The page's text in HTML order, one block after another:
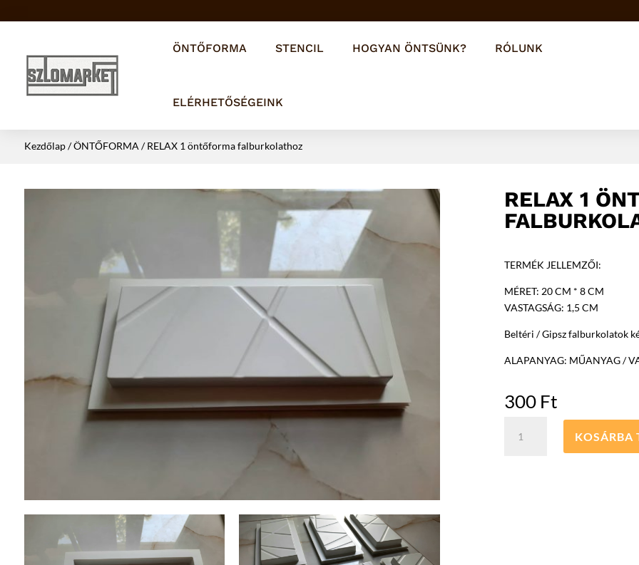
ÖNTŐFORMA STENCIL HOGYAN ÖNTSÜNK? RÓLUNK
ELÉRHETŐSÉGEINK
Kezdőlap/ÖNTŐFORMA / RELAX 1 öntőforma falburkolathoz
RELAX 1
TERMÉK JELLEMZŐI:
MÉRET: 20 CM * 8 CM
VASTAGSÁG: 1,5 CM
Beltéri / Gipsz falburkolatok
ALAPANYAG: MŰANYAG /
300 Ft
KOSÁRBA